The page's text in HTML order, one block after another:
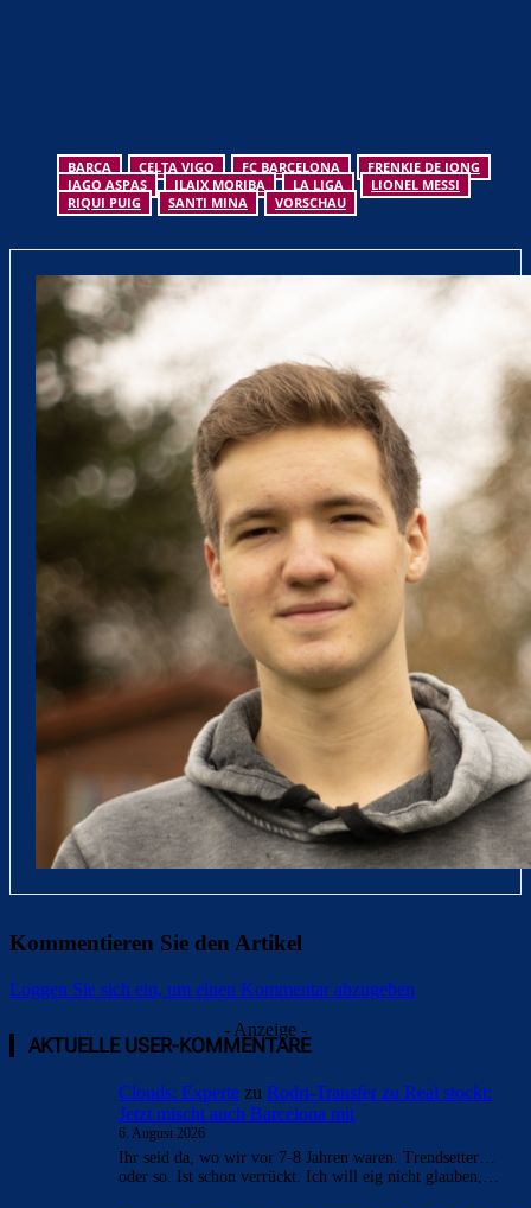
BARCA CELTA VIGO FC BARCELONA
FRENKIE DE JONG
IAGO ASPAS
ILAIX MORIBA LA LIGA
LIONEL MESSI
RIQUI PUIG
SANTI MINA VORSCHAU
Kommentieren Sie den Artikel
Loggen Sie sich ein, um einen Kommentar abzugeben
- Anzeige -
AKTUELLE USER-KOMMENTARE
Clouds: Experte zu Rodri-Transfer zu Real stockt:
Jetzt mischt auch Barcelona mit
6. August 2026
Ihr seid da, wo wir vor 7-8 Jahren waren. Trendsetter…
oder so. Ist schon verrückt. Ich will eig nicht glauben,…